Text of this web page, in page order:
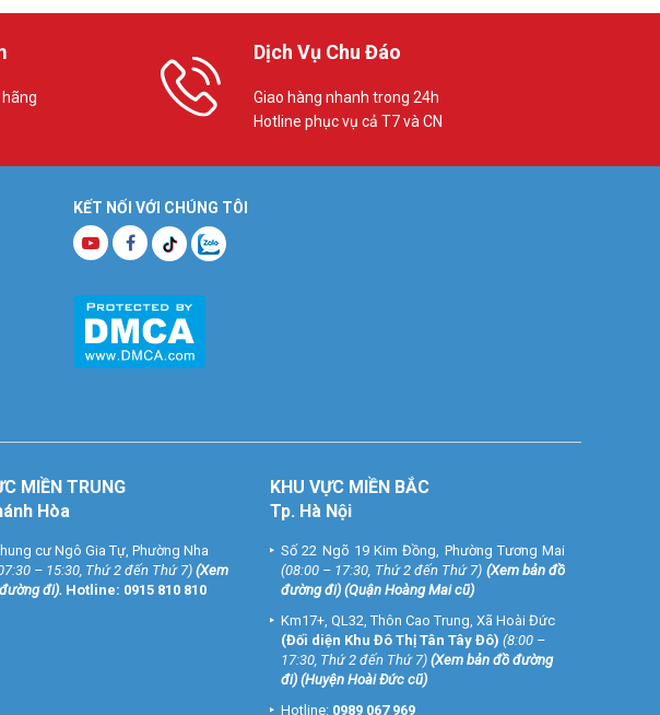
Dịch Vụ Chu Đáo
Giao hàng nhanh trong 24h
Hotline phục vụ cả T7 và CN
KẾT NỐI VỚI CHÚNG TÔI
MIỀN TRUNG
Hòa
cư Ngô Gia Tự, Phường Nha
– 15:30, Thứ 2 đến Thứ 7) (Xem
đi). Hotline: 0915 810 810
KHU VỰC MIỀN BẮC
Tp. Hà Nội
Số 22 Ngõ 19 Kim Đồng, Phường Tương Mai
(08:00 – 17:30, Thứ 2 đến Thứ 7) (Xem bản đồ
đường đi) (Quận Hoàng Mai cũ)
Km17+, QL32, Thôn Cao Trung, Xã Hoài Đức
(Đối diện Khu Đô Thị Tân Tây Đô) (8:00 –
17:30, Thứ 2 đến Thứ 7) (Xem bản đồ đường
đi) (Huyện Hoài Đức cũ)
Hotline: 0989 067 969